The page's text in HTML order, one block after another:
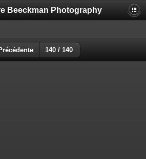
Beeckman Photography
140 / 140